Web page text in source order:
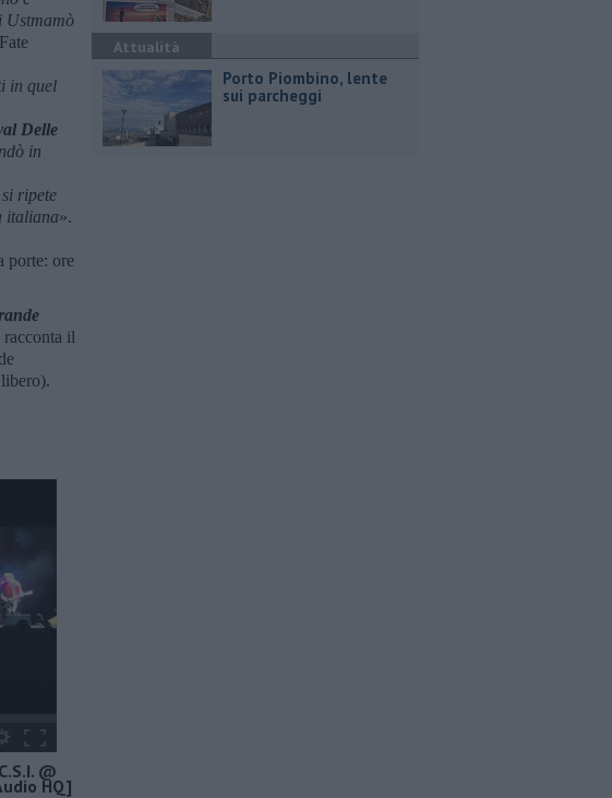
Ustmamò
Fate
in quel
Delle
in
si ripete
italiana».
porte: ore
il
@
HQ]
Attualità
Porto Piombino, lente
sui parcheggi